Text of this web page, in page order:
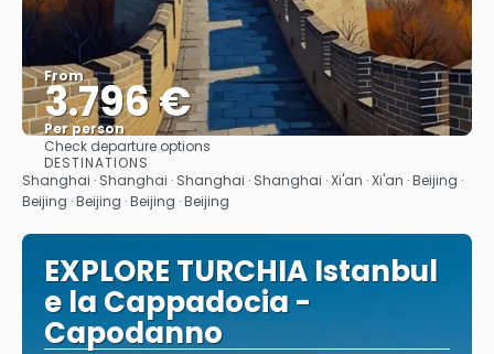
From
3.796 €
Per person
Check departure options
DESTINATIONS
Shanghai · Shanghai · Shanghai · Shanghai · Xi'an · Xi'an · Beijing ·
Beijing · Beijing · Beijing · Beijing
EXPLORE TURCHIA Istanbul
e la Cappadocia -
Capodanno